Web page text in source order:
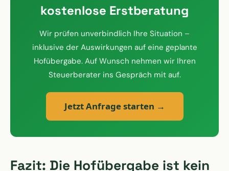
kostenlose Erstberatung
Wir prüfen unverbindlich Ihre Situation –
inklusive der Auswirkungen auf eine geplante
Hofübergabe. Auf Wunsch nehmen wir Ihren
Steuerberater ins Gespräch mit auf.
Jetzt Anfrage starten →
Fazit: Die Hofübergabe ist kein